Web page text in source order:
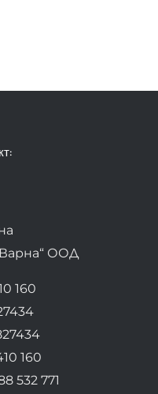
ООД
160
160
532 771